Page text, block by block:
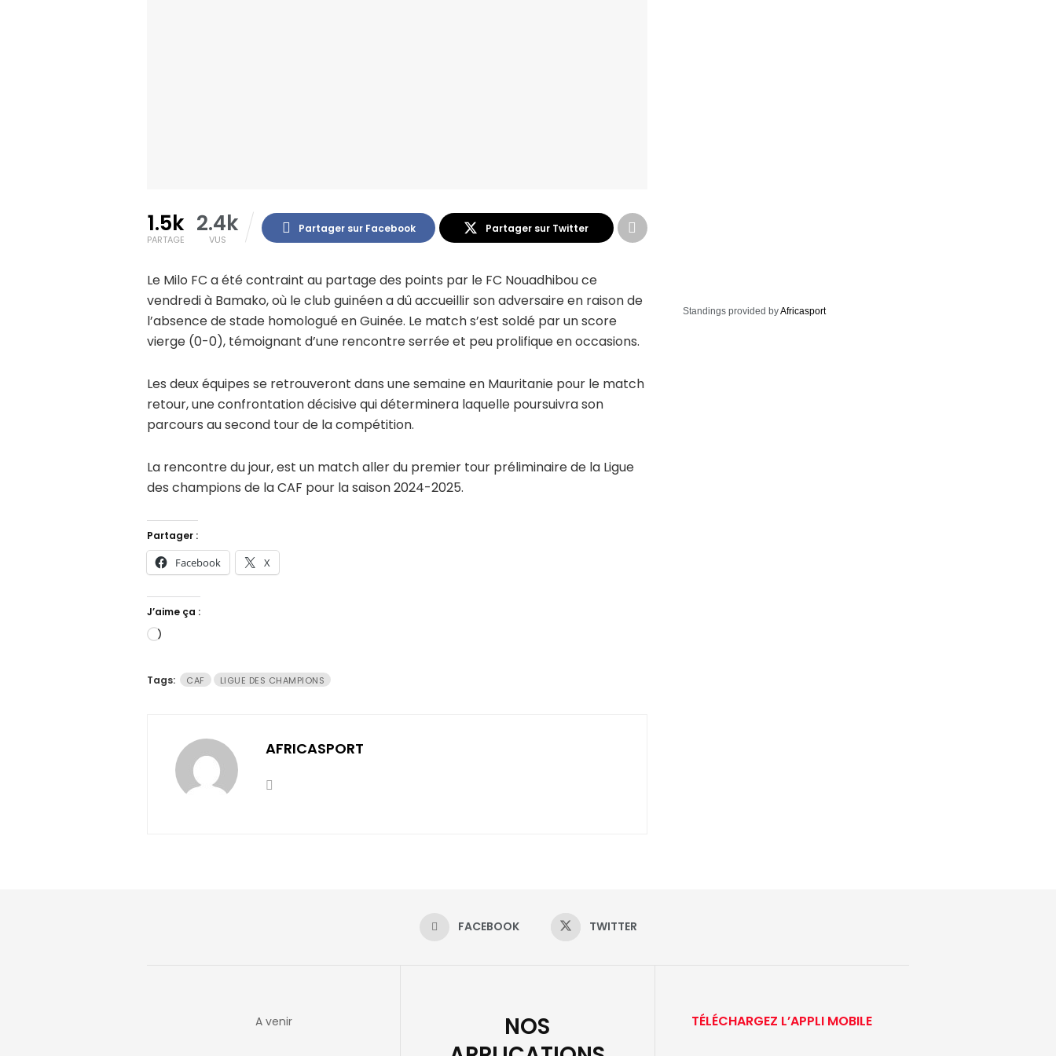
1.5k
PARTAGE
2.4k
VUS
Partager sur Facebook Partager sur Twitter
Le Milo FC a été contraint au partage des points par le FC Nouadhibou ce
vendredi à Bamako, où le club guinéen a dû accueillir son adversaire en raison de
l’absence de stade homologué en Guinée. Le match s’est soldé par un score
vierge (0-0), témoignant d’une rencontre serrée et peu prolifique en occasions.
Les deux équipes se retrouveront dans une semaine en Mauritanie pour le match
retour, une confrontation décisive qui déterminera laquelle poursuivra son
parcours au second tour de la compétition.
La rencontre du jour, est un match aller du premier tour préliminaire de la Ligue
des champions de la CAF pour la saison 2024-2025.
Partager :
Facebook X
J’aime ça :
Chargement…
Tags: CAF LIGUE DES CHAMPIONS
AFRICASPORT
Standings provided byAfricasport
FACEBOOK TWITTER
A venir
NOS
TÉLÉCHARGEZ L’APPLI MOBILE